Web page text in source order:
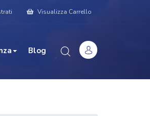
Visualizza Carrello
Blog